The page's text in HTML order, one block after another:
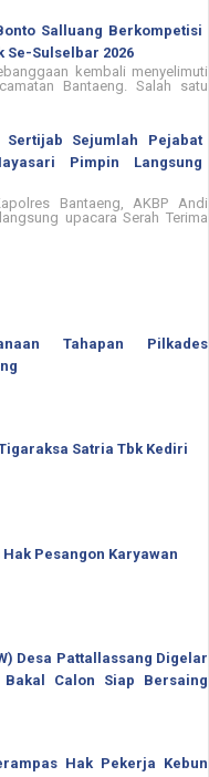
Salluang Berkompetisi
Sulselbar 2026
kembali menyelimuti
Bantaeng. Salah satu
Sejumlah Pejabat
Pimpin Langsung
Bantaeng, AKBP Andi
upacara Serah Terima
Tahapan Pilkades
Satria Tbk Kediri
Hak Pesangon Karyawan
Desa Pattallassang Digelar
Bakal Calon Siap Bersaing
Hak Pekerja Kebun